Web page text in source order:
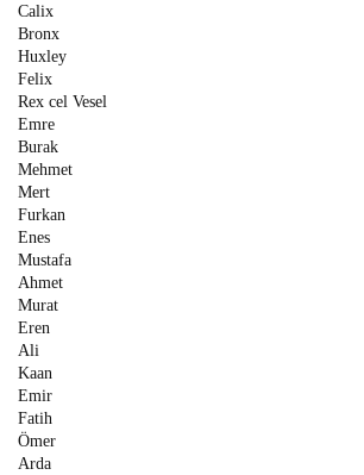
Calix
Bronx
Huxley
Felix
Rex cel Vesel
Emre
Burak
Mehmet
Mert
Furkan
Enes
Mustafa
Ahmet
Murat
Eren
Ali
Kaan
Emir
Fatih
Ömer
Arda